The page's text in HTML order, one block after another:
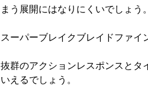
まう展開にはなりにくいでしょう。
スーパーブレイクブレイドファイ
抜群のアクションレスポンスとタ
いえるでしょう。